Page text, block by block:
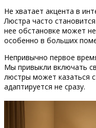
Не хватает акцента в
Люстра часто
нее обстановке может
особенно в больших
Непривычно первое
Мы привыкли включать
люстры может казаться
адаптируется не сразу.